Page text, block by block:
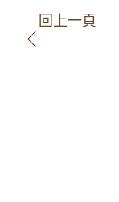
回上一頁